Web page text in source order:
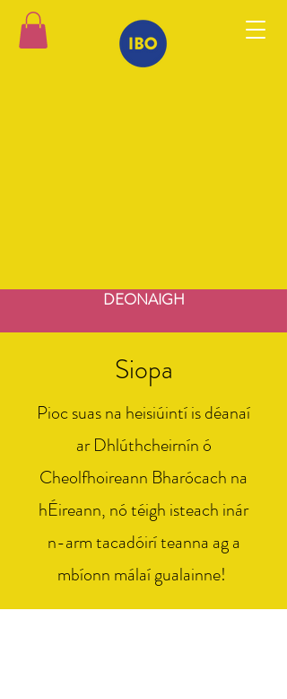
DEONAIGH
Siopa
Pioc suas na heisiúintí is déanaí
ar Dhlúthcheirnín ó
Cheolfhoireann Bharócach na
hÉireann, nó téigh isteach inár
n-arm tacadóirí teanna ag a
mbíonn málaí gualainne!